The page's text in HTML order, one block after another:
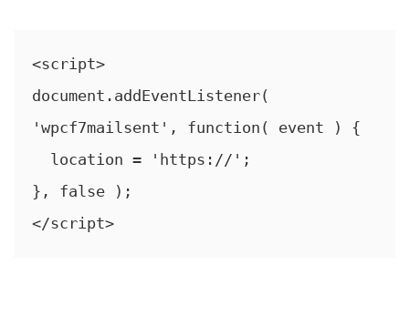
<script>
document.addEventListener(
'wpcf7mailsent', function( event ) {
}, false );
</script>